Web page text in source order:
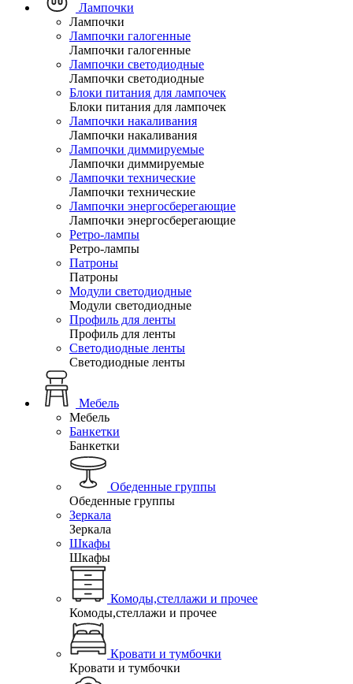
Лампочки
Лампочки
Лампочки галогенные
Лампочки галогенные
Лампочки светодиодные
Лампочки светодиодные
Блоки питания для лампочек
Блоки питания для лампочек
Лампочки накаливания
Лампочки накаливания
Лампочки диммируемые
Лампочки диммируемые
Лампочки технические
Лампочки технические
Лампочки энергосберегающие
Лампочки энергосберегающие
Ретро-лампы
Ретро-лампы
Патроны
Патроны
Модули светодиодные
Модули светодиодные
Профиль для ленты
Профиль для ленты
Светодиодные ленты
Светодиодные ленты
Мебель
Мебель
Банкетки
Банкетки
Обеденные группы
Обеденные группы
Зеркала
Зеркала
Шкафы
Шкафы
Комоды,стеллажи и прочее
Комоды,стеллажи и прочее
Кровати и тумбочки
Кровати и тумбочки